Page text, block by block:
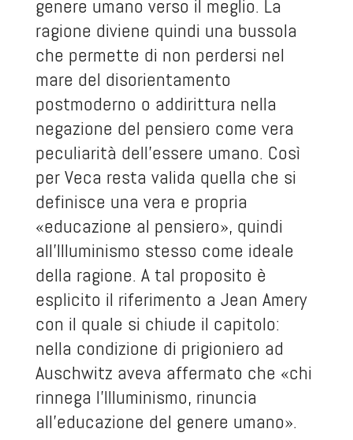
genere umano verso il meglio. La
ragione diviene quindi una bussola
che permette di non perdersi nel
mare del disorientamento
postmoderno o addirittura nella
negazione del pensiero come vera
peculiarità dell’essere umano. Così
per Veca resta valida quella che si
definisce una vera e propria
«educazione al pensiero», quindi
all’Illuminismo stesso come ideale
della ragione. A tal proposito è
esplicito il riferimento a Jean Amery
con il quale si chiude il capitolo:
nella condizione di prigioniero ad
Auschwitz aveva affermato che «chi
rinnega l’Illuminismo, rinuncia
all’educazione del genere umano».